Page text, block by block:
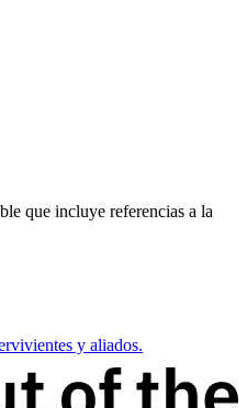
que incluye referencias a la
y aliados.